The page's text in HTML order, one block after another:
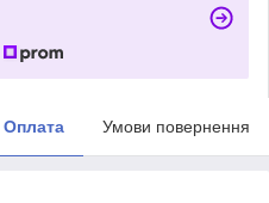
Оплата Умови повернення